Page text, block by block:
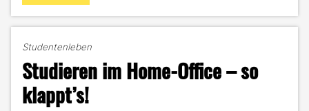
oder
Welche
Form
eignet
sich
Studentenleben
Studieren im Home-Office – so
klappt’s!